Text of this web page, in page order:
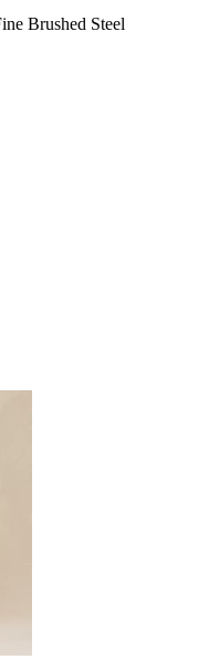
Brushed Steel